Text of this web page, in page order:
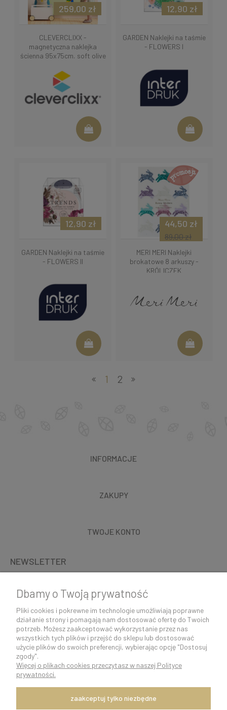
CLEVERCLIXX -
magnetyczna naklejka
ścienna 95x75cm, soft olive
259,00 zł
GARDEN Naklejki na taśmie
- FLOWERS I
12,90 zł
GARDEN Naklejki na taśmie
- FLOWERS II
12,90 zł
MERI MERI Naklejki
brokatowe 8 arkuszy -
KRÓLICZEK
44,50 zł
89,00 zł
1 2
INFORMACJE
ZAKUPY
TWOJE KONTO
NEWSLETTER
K O N T A K T 5 0 0 5 0 6 9 2 9 | s k l e p @ c o c o s h k i . p l
pokaż pełną wersję strony
Szybka i sprawna wysyłka w ciągu 24h.
Dbamy o Twoją prywatność
Pliki cookies i pokrewne im technologie umożliwiają poprawne
działanie strony i pomagają nam dostosować ofertę do Twoich
potrzeb. Możesz zaakceptować wykorzystanie przez nas
wszystkich tych plików i przejść do sklepu lub dostosować
użycie plików do swoich preferencji, wybierając opcję "Dostosuj
zgody".
Więcej o plikach cookies przeczytasz w naszej Polityce
prywatności.
zaakceptuj tylko niezbędne